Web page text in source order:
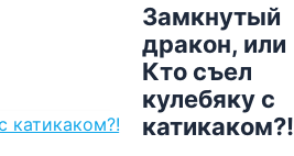
Замкнутый
дракон, или
Кто съел
кулебяку с
катикаком?!